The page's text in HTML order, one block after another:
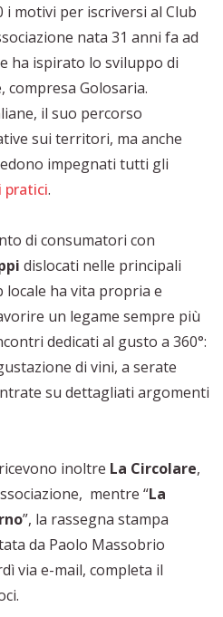
i motivi per iscriversi al Club
nata 31 anni fa ad
ha ispirato lo sviluppo di
compresa Golosaria.
il suo percorso
sui territori, ma anche
impegnati tutti gli
pratici.
di consumatori con
dislocati nelle principali
locale ha vita propria e
un legame sempre più
dedicati al gusto a 360°:
di vini, a serate
su dettagliati argomenti
inoltre La Circolare,
mentre “La
”, la rassegna stampa
da Paolo Massobrio
via e-mail, completa il